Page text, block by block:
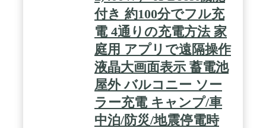
付き 約100分でフル充
電 4通りの充電方法 家
庭用 アプリで遠隔操作
液晶大画面表示 蓄電池
屋外 バルコニー ソー
ラー充電 キャンプ/車
中泊/防災/地震停電時